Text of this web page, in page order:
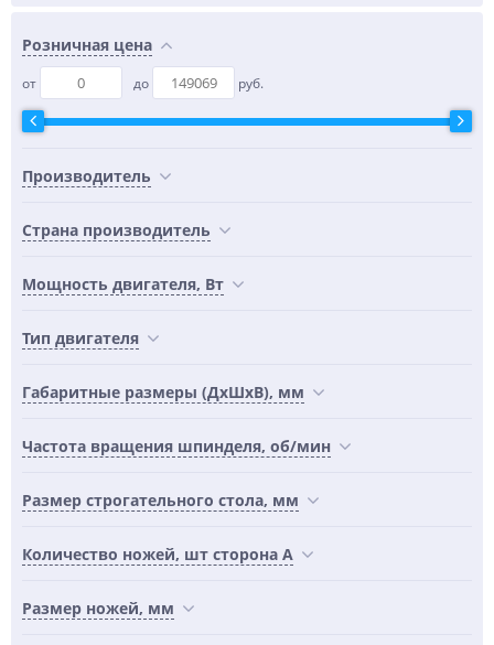
Розничная цена
от до руб.
Производитель
Страна производитель
Мощность двигателя, Вт
Тип двигателя
Габаритные размеры (ДхШхВ), мм
Частота вращения шпинделя, об/мин
Размер строгательного стола, мм
Количество ножей, шт сторона А
Размер ножей, мм